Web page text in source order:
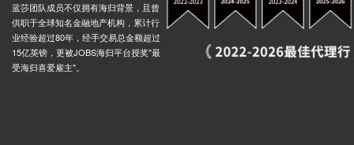
蓝莎团队成员不仅拥有海归背景，且曾
供职于全球知名金融地产机构，累计行
业经验超过80年，经手交易总金额超过
15亿英镑，更被JOBS海归平台授奖"最
受海归喜爱雇主"。